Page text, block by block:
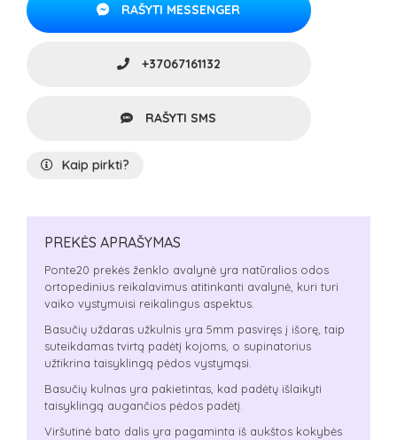
RAŠYTI MESSENGER
+37067161132
RAŠYTI SMS
Kaip pirkti?
PREKĖS APRAŠYMAS
Ponte20 prekės ženklo avalynė yra natūralios odos
ortopedinius reikalavimus atitinkanti avalynė, kuri turi
vaiko vystymuisi reikalingus aspektus.
Basučių uždaras užkulnis yra 5mm pasviręs į išorę, taip
suteikdamas tvirtą padėtį kojoms, o supinatorius
užtikrina taisyklingą pėdos vystymąsi.
Basučių kulnas yra pakietintas, kad padėtų išlaikyti
taisyklingą augančios pėdos padėtį.
Viršutinė bato dalis yra pagaminta iš aukštos kokybės